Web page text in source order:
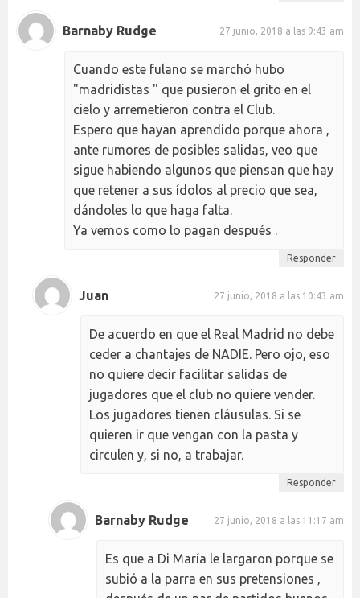
Barnaby Rudge 27 junio, 2018 a las 9:43 am
Cuando este fulano se marchó hubo
"madridistas " que pusieron el grito en el
cielo y arremetieron contra el Club.
Espero que hayan aprendido porque ahora ,
ante rumores de posibles salidas, veo que
sigue habiendo algunos que piensan que hay
que retener a sus ídolos al precio que sea,
dándoles lo que haga falta.
Ya vemos como lo pagan después .
Responder
Juan 27 junio, 2018 a las 10:43 am
De acuerdo en que el Real Madrid no debe
ceder a chantajes de NADIE. Pero ojo, eso
no quiere decir facilitar salidas de
jugadores que el club no quiere vender.
Los jugadores tienen cláusulas. Si se
quieren ir que vengan con la pasta y
circulen y, si no, a trabajar.
Responder
Barnaby Rudge 27 junio, 2018 a las 11:17 am
Es que a Di María le largaron porque se
subió a la parra en sus pretensiones ,